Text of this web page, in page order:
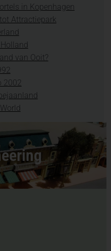
in Kopenhagen
Attractiepark
van Ooit?
2002